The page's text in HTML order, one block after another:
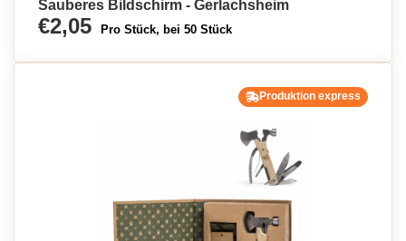
Sauberes Bildschirm - Gerlachsheim
€2,05 Pro Stück, bei 50 Stück
Produktion express